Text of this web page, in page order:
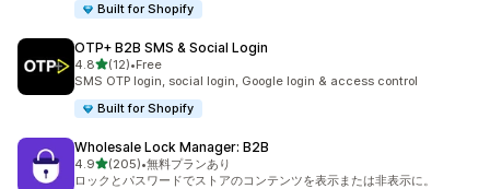
Built for Shopify
OTP+ B2B SMS & Social Login
4.85つ星中
(12)
合計レビュー数：12件
•Free
SMS OTP login, social login, Google login & access control
Built for Shopify
Wholesale Lock Manager: B2B
4.95つ星中
(205)
合計レビュー数：205件
•無料プランあり
ロックとパスワードでストアのコンテンツを表示または非表示に。